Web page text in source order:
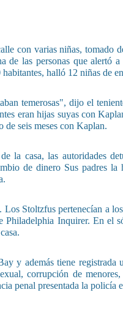
con varias niñas, tomado
las personas que alertó a
halló 12 niñas de
temerosas", dijo el
eran hijas suyas con
seis meses con Kaplan.
la casa, las autoridades
de dinero Sus padres la
Los Stoltzfus pertenecían a
Inquirer. En el
y además tiene registrada
corrupción de menores,
penal presentada la policía